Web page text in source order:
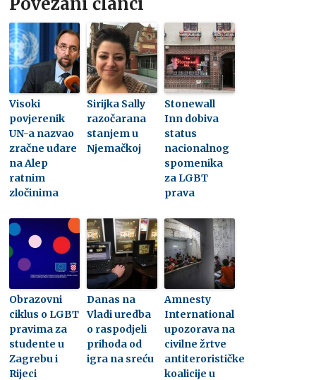
Visoki
povjerenik
UN-a nazvao
zračne udare
na Alep
ratnim
zločinima
Sirijka Sally
razočarana
stanjem u
Njemačkoj
Stonewall
Inn dobiva
status
nacionalnog
spomenika
za LGBT
prava
Obrazovni
ciklus o LGBT
pravima za
studente u
Zagrebu i
Rijeci
Danas na
Vladi uredba
o raspodjeli
prihoda od
igra na sreću
Amnesty
International
upozorava na
civilne žrtve
antiterorističke
koalicije u